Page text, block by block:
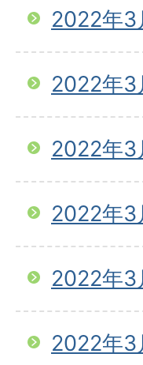
2022年3
2022年3
2022年3
2022年3
2022年3
2022年3